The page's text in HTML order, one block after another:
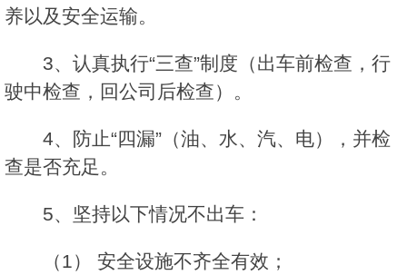
养以及安全运输。
3、认真执行“三查”制度（出车前检查，行
驶中检查，回公司后检查）。
4、防止“四漏”（油、水、汽、电），并检
查是否充足。
5、坚持以下情况不出车：
（1） 安全设施不齐全有效；